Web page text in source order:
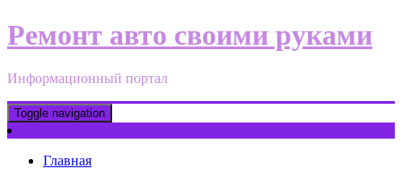
Ремонт авто своими руками
Информационный портал
Toggle navigation
Главная